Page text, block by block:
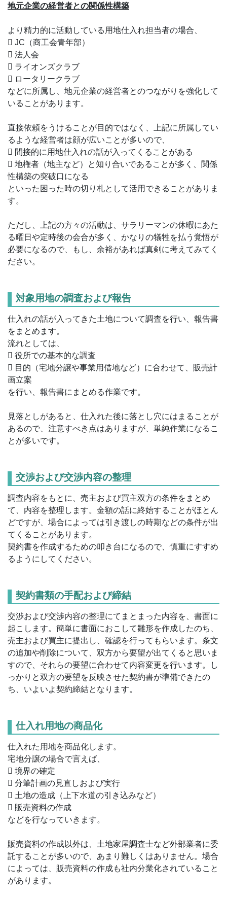
地元企業の経営者との関係性構築
より精力的に活動している用地仕入れ担当者の場合、
 JC（商工会青年部）
 法人会
 ライオンズクラブ
 ロータリークラブ
などに所属し、地元企業の経営者とのつながりを強化して
いることがあります。
直接依頼をうけることが目的ではなく、上記に所属してい
るような経営者は顔が広いことが多いので、
 間接的に用地仕入れの話が入ってくることがある
 地権者（地主など）と知り合いであることが多く、関係
性構築の突破口になる
といった困った時の切り札として活用できることがありま
す。
ただし、上記の方々の活動は、サラリーマンの休暇にあた
る曜日や定時後の会合が多く、かなりの犠牲を払う覚悟が
必要になるので、もし、余裕があれば真剣に考えてみてく
ださい。
対象用地の調査および報告
仕入れの話が入ってきた土地について調査を行い、報告書
をまとめます。
流れとしては、
 役所での基本的な調査
 目的（宅地分譲や事業用借地など）に合わせて、販売計
画立案
を行い、報告書にまとめる作業です。
見落としがあると、仕入れた後に落とし穴にはまることが
あるので、注意すべき点はありますが、単純作業になるこ
とが多いです。
交渉および交渉内容の整理
調査内容をもとに、売主および買主双方の条件をまとめ
て、内容を整理します。金額の話に終始することがほとん
どですが、場合によっては引き渡しの時期などの条件が出
てくることがあります。
契約書を作成するための叩き台になるので、慎重にすすめ
るようにしてください。
契約書類の手配および締結
交渉および交渉内容の整理にてまとまった内容を、書面に
起こします。簡単に書面におこして雛形を作成したのち、
売主および買主に提出し、確認を行ってもらいます。条文
の追加や削除について、双方から要望が出てくると思いま
すので、それらの要望に合わせて内容変更を行います。し
っかりと双方の要望を反映させた契約書が準備できたの
ち、いよいよ契約締結となります。
仕入れ用地の商品化
仕入れた用地を商品化します。
宅地分譲の場合で言えば、
 境界の確定
 分筆計画の見直しおよび実行
 土地の造成（上下水道の引き込みなど）
 販売資料の作成
などを行なっていきます。
販売資料の作成以外は、土地家屋調査士など外部業者に委
託することが多いので、あまり難しくはありません。場合
によっては、販売資料の作成も社内分業化されていること
があります。